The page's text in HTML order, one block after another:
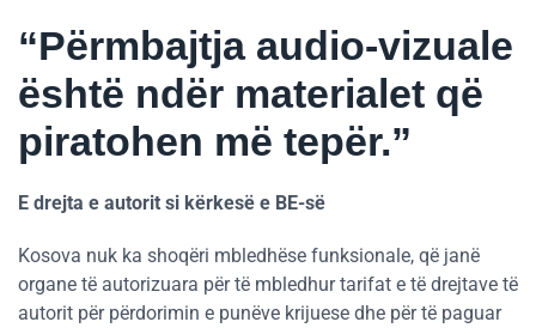
“Përmbajtja audio-vizuale
është ndër materialet që
piratohen më tepër.”
E drejta e autorit si kërkesë e BE-së
Kosova nuk ka shoqëri mbledhëse funksionale, që janë
organe të autorizuara për të mbledhur tarifat e të drejtave të
autorit për përdorimin e punëve krijuese dhe për të paguar